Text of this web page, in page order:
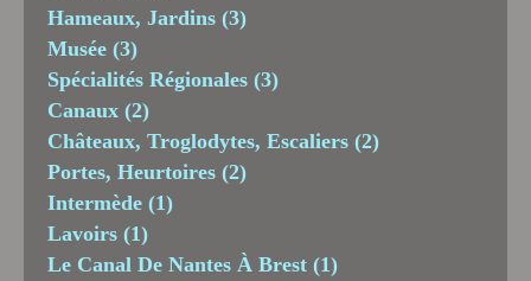
Hameaux, Jardins (3)
Musée (3)
Spécialités Régionales (3)
Canaux (2)
Châteaux, Troglodytes, Escaliers (2)
Portes, Heurtoires (2)
Intermède (1)
Lavoirs (1)
Le Canal De Nantes À Brest (1)